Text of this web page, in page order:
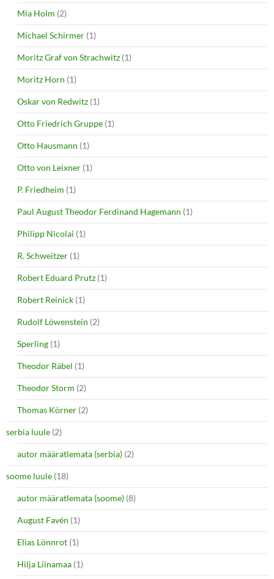
Mia Holm (2)
Michael Schirmer (1)
Moritz Graf von Strachwitz (1)
Moritz Horn (1)
Oskar von Redwitz (1)
Otto Friedrich Gruppe (1)
Otto Hausmann (1)
Otto von Leixner (1)
P. Friedheim (1)
Paul August Theodor Ferdinand Hagemann (1)
Philipp Nicolai (1)
R. Schweitzer (1)
Robert Eduard Prutz (1)
Robert Reinick (1)
Rudolf Löwenstein (2)
Sperling (1)
Theodor Räbel (1)
Theodor Storm (2)
Thomas Körner (2)
serbia luule (2)
autor määratlemata (serbia) (2)
soome luule (18)
autor määratlemata (soome) (8)
August Favén (1)
Elias Lönnrot (1)
Hilja Liinamaa (1)